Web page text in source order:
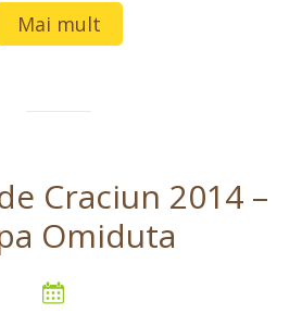
Mai mult
Craciun 2014 –
Omiduta